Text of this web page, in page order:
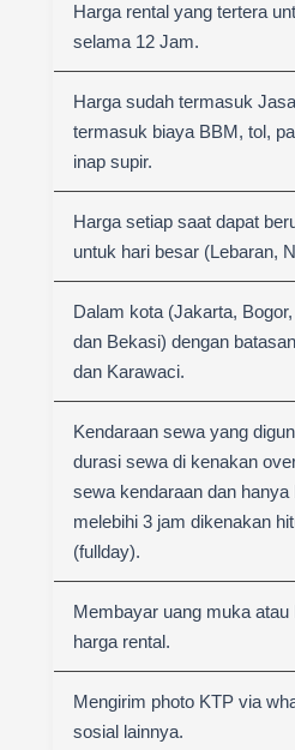
Harga rental yang tertera
selama 12 Jam.
Harga sudah termasuk
termasuk biaya BBM, tol,
inap supir.
Harga setiap saat dapat
untuk hari besar (Lebaran,
Dalam kota (Jakarta,
dan Bekasi) dengan
dan Karawaci.
Kendaraan sewa yang
durasi sewa di kenakan
sewa kendaraan dan hanya
melebihi 3 jam dikenakan
(fullday).
Membayar uang muka
harga rental.
Mengirim photo KTP via
sosial lainnya.